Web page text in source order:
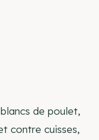
de poulet,
contre cuisses,